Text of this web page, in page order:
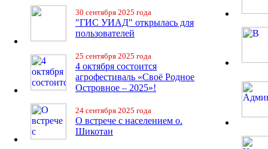
30 сентября 2025 года
"ГИС УИАД" открылась для
пользователей
25 сентября 2025 года
4 октября состоится
агрофестиваль «Своё Родное
Островное – 2025»!
24 сентября 2025 года
О встрече с населением о.
Шикотан